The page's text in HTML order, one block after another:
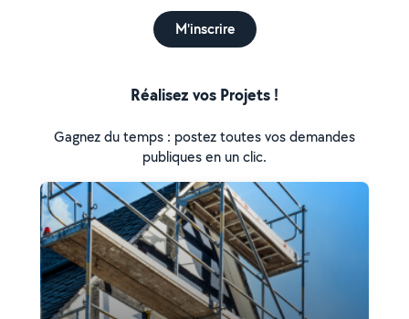
M'inscrire
Réalisez vos Projets !
Gagnez du temps : postez toutes vos demandes
publiques en un clic.